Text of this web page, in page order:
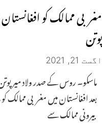
مغربی ممالک کو
پوتن
اگست 21, 2021
ماسکو۔ روس کے صدر ولاد
بعد افغانستان میں مغربی ممالک
بیرونی ممالک سے